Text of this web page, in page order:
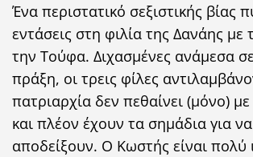
Ένα περιστατικό σεξιστικής βίας
εντάσεις στη φιλία της Δανάης με
την Τούφα. Διχασμένες ανάμεσα
πράξη, οι τρεις φίλες
πατριαρχία δεν πεθαίνει (μόνο)
και πλέον έχουν τα σημάδια για
αποδείξουν. Ο Κωστής είναι πολύ